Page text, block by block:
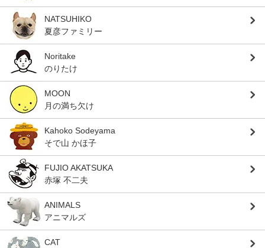
NATSUHIKO
夏彦ファミリー
Noritake
のりたけ
MOON
月の満ち欠け
Kahoko Sodeyama
そで山 かほ子
FUJIO AKATSUKA
赤塚 不二夫
ANIMALS
アニマルズ
CAT